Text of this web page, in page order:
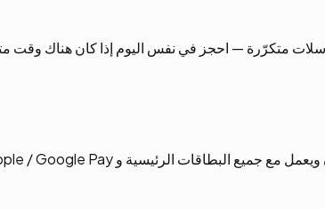
متكرّرة — احجز في نفس اليوم إذا كان هناك وقت